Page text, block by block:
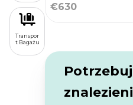
Transpor
t Bagażu
€630